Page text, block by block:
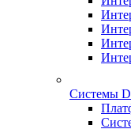
Системы